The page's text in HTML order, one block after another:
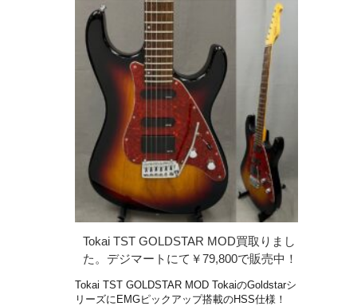
Tokai TST GOLDSTAR MOD買取りまし
た。デジマートにて￥79,800で販売中！
Tokai TST GOLDSTAR MOD TokaiのGoldstarシ
リーズにEMGピックアップ搭載のHSS仕様！